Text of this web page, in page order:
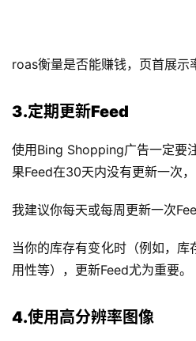
roas衡量是否能赚钱，页首展示
3.定期更新Feed
使用Bing Shopping广告一定
果Feed在30天内没有更新一次，
我建议你每天或每周更新一次
当你的库存有变化时（例如，
用性等），更新Feed尤为重要。
4.使用高分辨率图像